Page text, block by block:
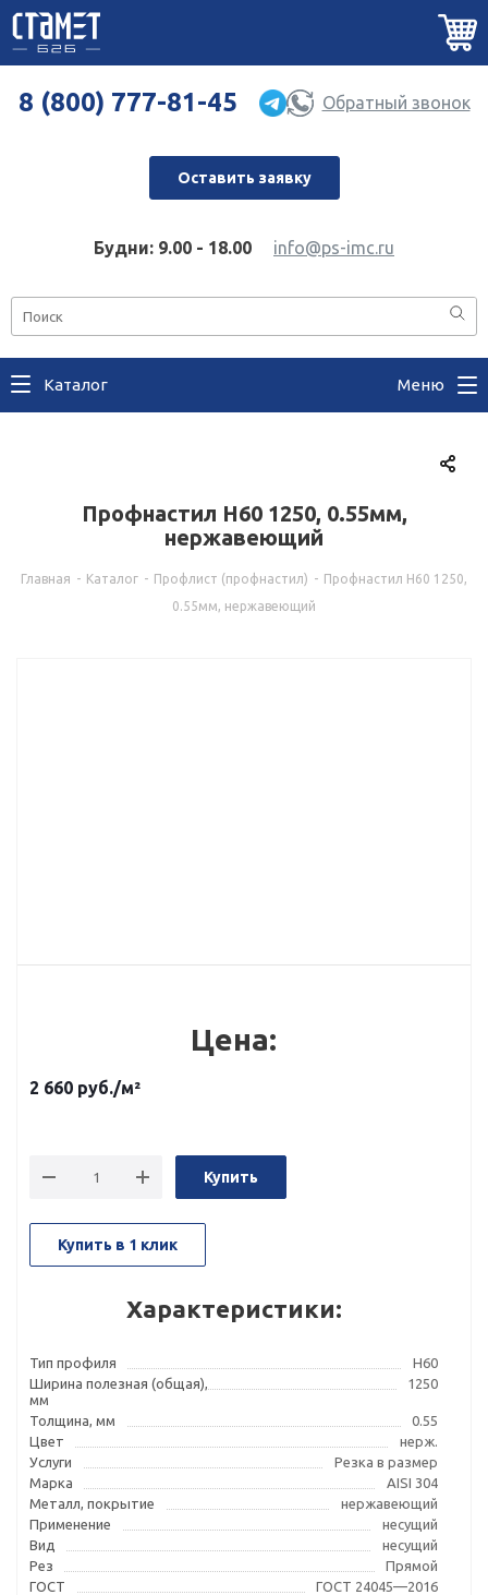
8 (800) 777-81-45 Обратный звонок
Оставить заявку
Будни: 9.00 - 18.00 info@ps-imc.ru
Каталог Меню
Профнастил Н60 1250, 0.55мм,
нержавеющий
Главная - Каталог - Профлист (профнастил) - Профнастил Н60 1250,
0.55мм, нержавеющий
Цена:
2 660 руб./м²
Купить
Купить в 1 клик
Характеристики:
Тип профиля
Н60
Ширина полезная (общая),
мм
1250
Толщина, мм
0.55
Цвет
нерж.
Услуги
Резка в размер
Марка
AISI 304
Металл, покрытие
нержавеющий
Применение
несущий
Вид
несущий
Рез
Прямой
ГОСТ
ГОСТ 24045—2016